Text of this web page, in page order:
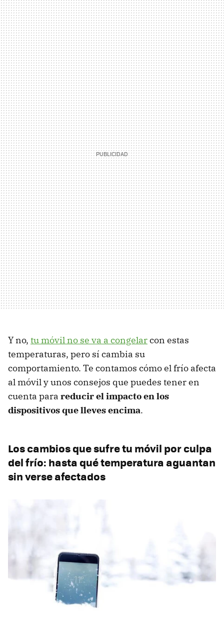
Y no, tu móvil no se va a congelarcon estas
temperaturas, pero sí cambia su
comportamiento. Te contamos cómo el frío afecta
al móvil y unos consejos que puedes tener en
cuenta para reducir el impacto en los
dispositivos que lleves encima.
Los cambios que sufre tu móvil por culpa
del frío: hasta qué temperatura aguantan
sin verse afectados